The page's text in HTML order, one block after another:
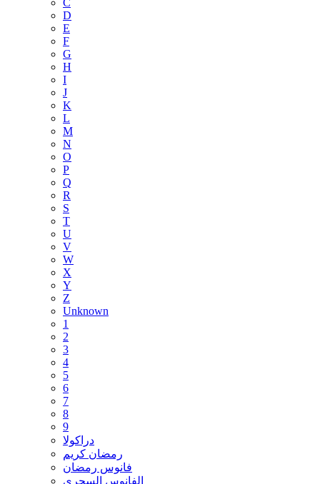
C
D
E
F
G
H
I
J
K
L
M
N
O
P
Q
R
S
T
U
V
W
X
Y
Z
Unknown
1
2
3
4
5
6
7
8
9
دراكولا
رمضان كريم
فانوس رمضان
الفانوس السحري